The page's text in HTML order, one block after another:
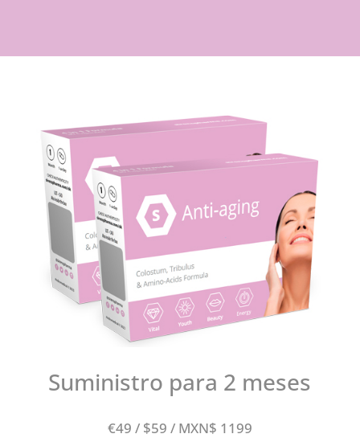
Suministro para 2 meses
€49 / $59 / MXN$ 1199